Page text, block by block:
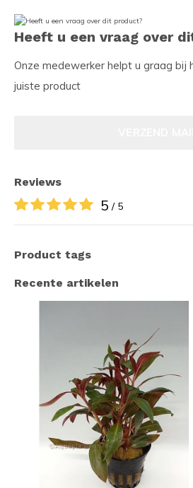
Heeft u een vraag over
Onze medewerker helpt u graag bij
juiste product
Reviews
5 / 5
Product tags
Recente artikelen